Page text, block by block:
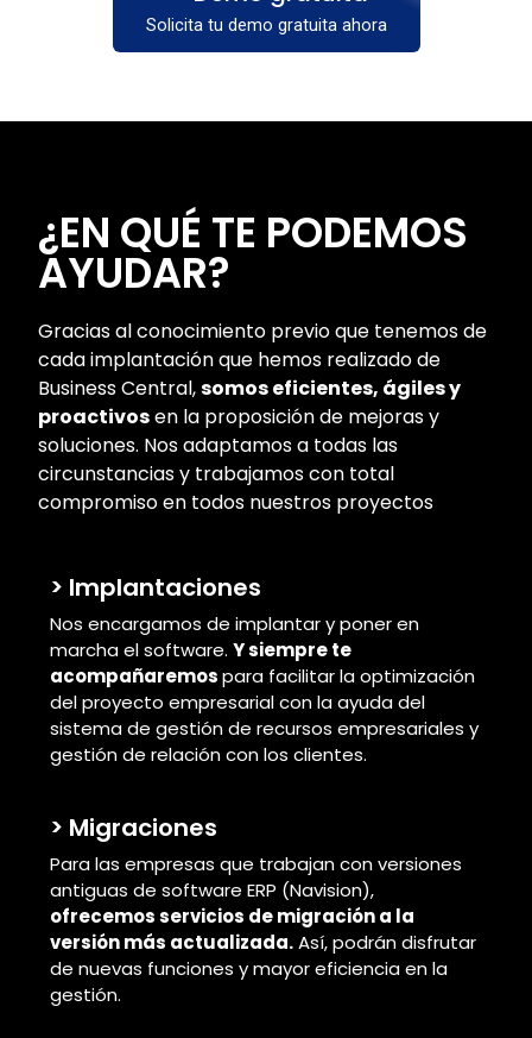
Solicita tu demo gratuita ahora
¿EN QUÉ TE PODEMOS
AYUDAR?
Gracias al conocimiento previo que tenemos de
cada implantación que hemos realizado de
Business Central,somos eficientes, ágiles y
proactivosen la proposición de mejoras y
soluciones. Nos adaptamos a todas las
circunstancias y trabajamos con total
compromiso en todos nuestros proyectos
> Implantaciones
Nos encargamos de implantar y poner en
marcha el software.Y siempre te
acompañaremospara facilitar la optimización
del proyecto empresarial con la ayuda del
sistema de gestión de recursos empresariales y
gestión de relación con los clientes.
> Migraciones
Para las empresas que trabajan con versiones
antiguas de software ERP (Navision),
ofrecemos servicios de migración a la
versión más actualizada.Así, podrán disfrutar
de nuevas funciones y mayor eficiencia en la
gestión.